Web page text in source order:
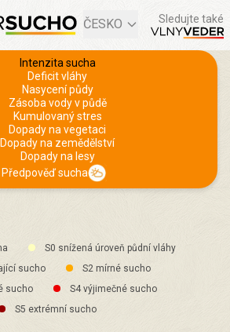
ČESKO Sledujte také
Intenzita sucha
Deficit vláhy
Nasycení půdy
Zásoba vody v půdě
Kumulovaný stres
Dopady na vegetaci
Dopady na zemědělství
Dopady na lesy
Předpověď sucha
S0 snížená úroveň půdní vláhy
sucho
S2 mírné sucho
sucho
S4 výjimečné sucho
S5 extrémní sucho